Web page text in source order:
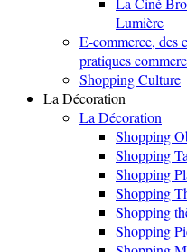
Lumière
E-commerce, des
pratiques
Shopping Culture
La Décoration
La Décoration
Shopping
Shopping
Shopping
Shopping
Shopping
Shopping